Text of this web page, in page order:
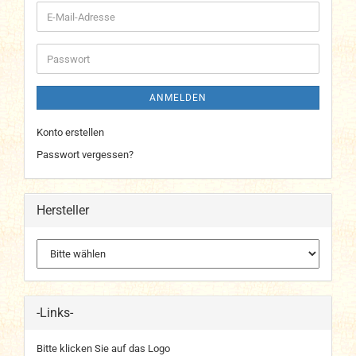
E-
Mail-
Adresse
Passwort
ANMELDEN
Konto erstellen
Passwort vergessen?
Hersteller
-Links-
Bitte klicken Sie auf das Logo